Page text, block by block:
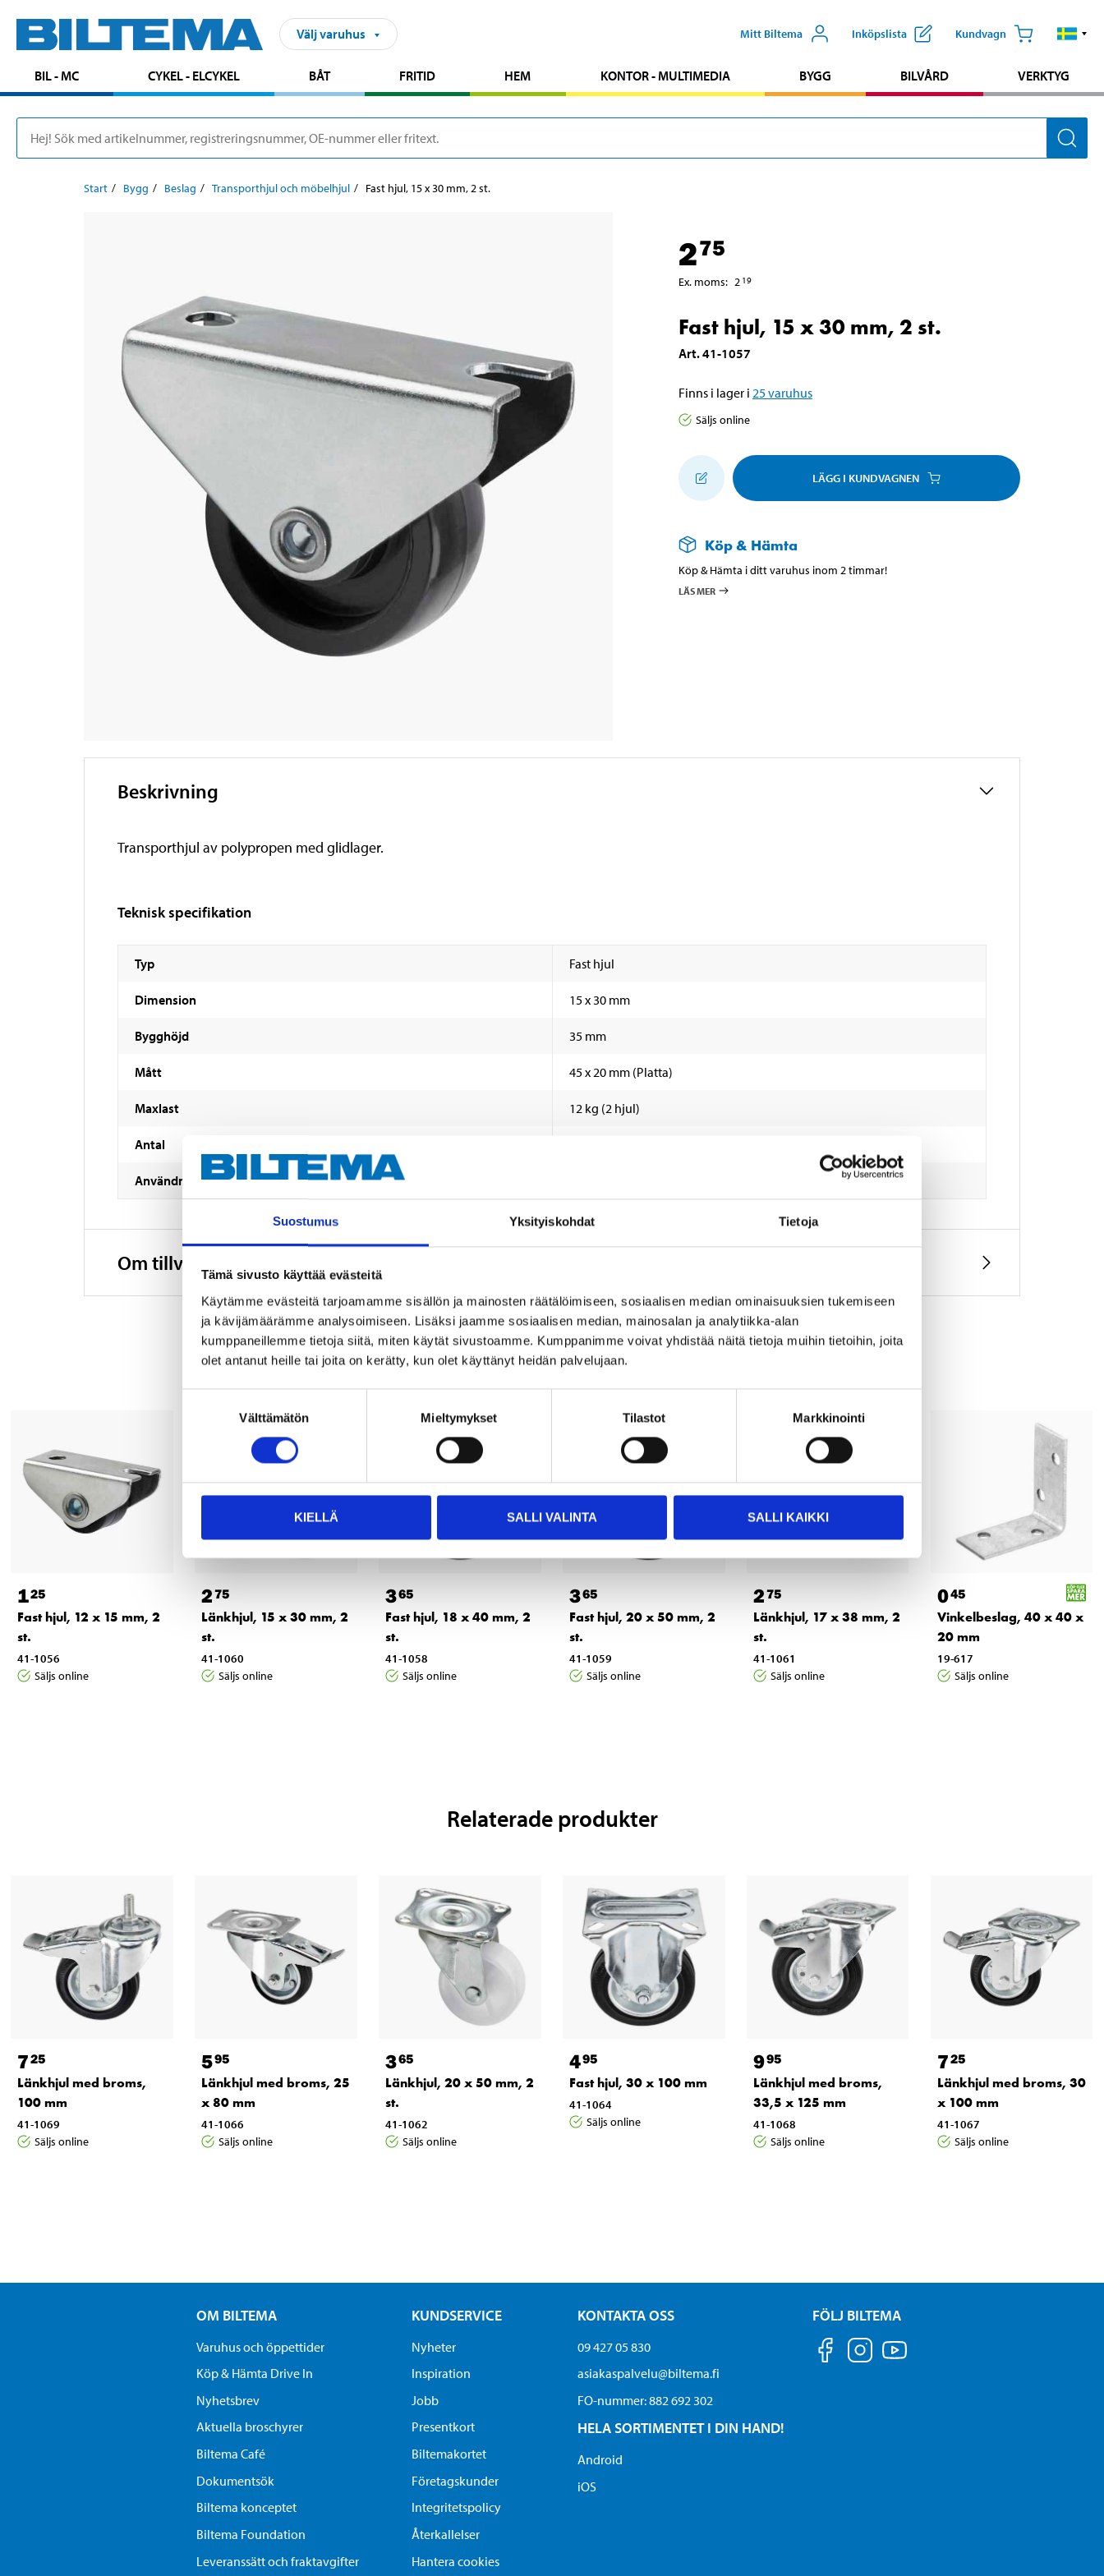
Suostumus Yksityiskohdat Tietoja
Tämä sivusto käyttää evästeitä
Käytämme evästeitä tarjoamamme sisällön ja mainosten räätälöimiseen, sosiaalisen median ominaisuuksien tukemiseen
ja kävijämäärämme analysoimiseen. Lisäksi jaamme sosiaalisen median, mainosalan ja analytiikka-alan
kumppaneillemme tietoja siitä, miten käytät sivustoamme. Kumppanimme voivat yhdistää näitä tietoja muihin tietoihin, joita
olet antanut heille tai joita on kerätty, kun olet käyttänyt heidän palvelujaan.
Välttämätön Mieltymykset Tilastot Markkinointi
KIELLÄ SALLI VALINTA SALLI KAIKKI
Välj varuhus Mitt Biltema Inköpslista Kundvagn
BIL - MC CYKEL - ELCYKEL BÅT FRITID HEM KONTOR - MULTIMEDIA BYGG BILVÅRD VERKTYG
Start Bygg Beslag Transporthjul och möbelhjul Fast hjul, 15 x 30 mm, 2 st.
275
Ex. moms: 2 19
Fast hjul, 15 x 30 mm, 2 st.
Art.41-1057
Finns i lager i 25varuhus
Säljs online
LÄGG I KUNDVAGNEN
Köp & Hämta
Köp & Hämta i ditt varuhus inom 2 timmar!
LÄS MER
Beskrivning
Transporthjul av polypropen med glidlager.
Teknisk specifikation
Typ Fast hjul
Dimension 15 x 30 mm
Bygghöjd 35 mm
Mått 45 x 20 mm (Platta)
Maxlast 12 kg (2 hjul)
Antal
Användningsområde
Om tillverkaren
Andra kunder köpte också
125
Fast hjul, 12 x 15 mm, 2
st.
41-1056
Säljs online
275
Länkhjul, 15 x 30 mm, 2
st.
41-1060
Säljs online
365
Fast hjul, 18 x 40 mm, 2
st.
41-1058
Säljs online
365
Fast hjul, 20 x 50 mm, 2
st.
41-1059
Säljs online
275
Länkhjul, 17 x 38 mm, 2
st.
41-1061
Säljs online
045
Vinkelbeslag, 40 x 40 x
20 mm
19-617
Säljs online
Relaterade produkter
725
Länkhjul med broms,
100 mm
41-1069
Säljs online
595
Länkhjul med broms, 25
x 80 mm
41-1066
Säljs online
365
Länkhjul, 20 x 50 mm, 2
st.
41-1062
Säljs online
495
Fast hjul, 30 x 100 mm
41-1064
Säljs online
995
Länkhjul med broms,
33,5 x 125 mm
41-1068
Säljs online
725
Länkhjul med broms, 30
x 100 mm
41-1067
Säljs online
OM BILTEMA
Varuhus och öppettider
Köp & Hämta Drive In
Nyhetsbrev
Aktuella broschyrer
Biltema Café
Dokumentsök
Biltema konceptet
Biltema Foundation
Leveranssätt och fraktavgifter
KUNDSERVICE
Nyheter
Inspiration
Jobb
Presentkort
Biltemakortet
Företagskunder
Integritetspolicy
Återkallelser
Hantera cookies
KONTAKTA OSS
09 427 05 830
asiakaspalvelu@biltema.fi
FO-nummer:​ 882 692 302
HELA SORTIMENTET I DIN HAND!
Android
iOS
FÖLJ BILTEMA